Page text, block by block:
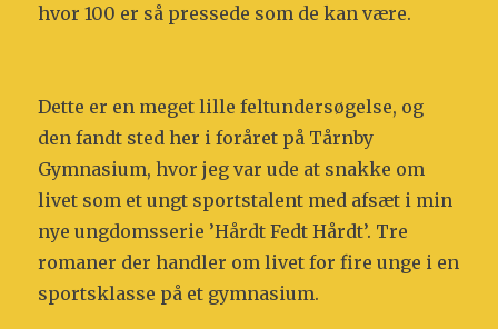
hvor 100 er så pressede som de kan være.
Dette er en meget lille feltundersøgelse, og
den fandt sted her i foråret på Tårnby
Gymnasium, hvor jeg var ude at snakke om
livet som et ungt sportstalent med afsæt i min
nye ungdomsserie ’Hårdt Fedt Hårdt’. Tre
romaner der handler om livet for fire unge i en
sportsklasse på et gymnasium.